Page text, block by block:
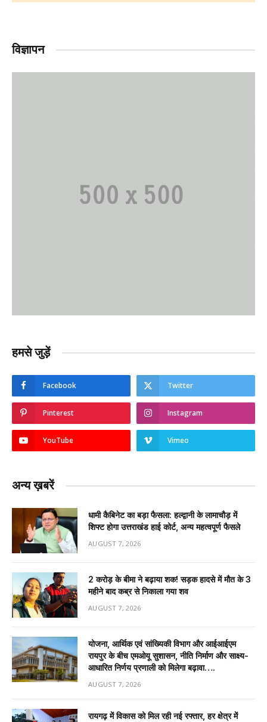
विज्ञापन
हमसे जुड़ें
Facebook Twitter
Pinterest Instagram
YouTube Vimeo
अन्य ख़बरें
धामी कैबिनेट का बड़ा फैसला: हल्द्वानी के लामाचौड़ में
शिफ्ट होगा उत्तराखंड हाई कोर्ट, अन्य महत्वपूर्ण फैसले
AUGUST 7, 2026
2 करोड़ के बीमा ने बढ़ाया शक! सड़क हादसे में मौत के 3
महीने बाद कब्र से निकाला गया शव
AUGUST 7, 2026
योजना, आर्थिक एवं सांख्यिकी विभाग और आईआईएम
रायपुर के बीच एमओयू सुशासन, नीति निर्माण और साक्ष्य-
आधारित निर्णय प्रणाली को मिलेगा बढ़ावा….
AUGUST 7, 2026
रायगढ़ में विकास को मिल रही नई रफ्तार, हर क्षेत्र में